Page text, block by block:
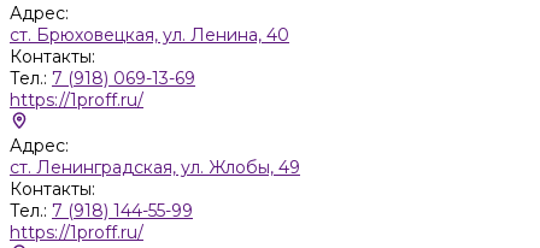
Адрес:
ст. Брюховецкая, ул. Ленина, 40
Контакты:
Тел.: 7 (918) 069-13-69
https://1proff.ru/
Адрес:
ст. Ленинградская, ул. Жлобы, 49
Контакты:
Тел.: 7 (918) 144-55-99
https://1proff.ru/